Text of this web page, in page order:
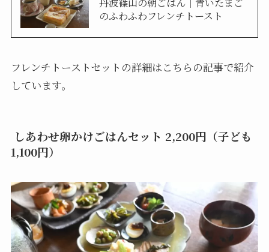
のふわふわフレンチトースト
フレンチトーストセットの詳細はこちらの記事で紹介
しています。
しあわせ卵かけごはんセット 2,200円（子ども
1,100円）